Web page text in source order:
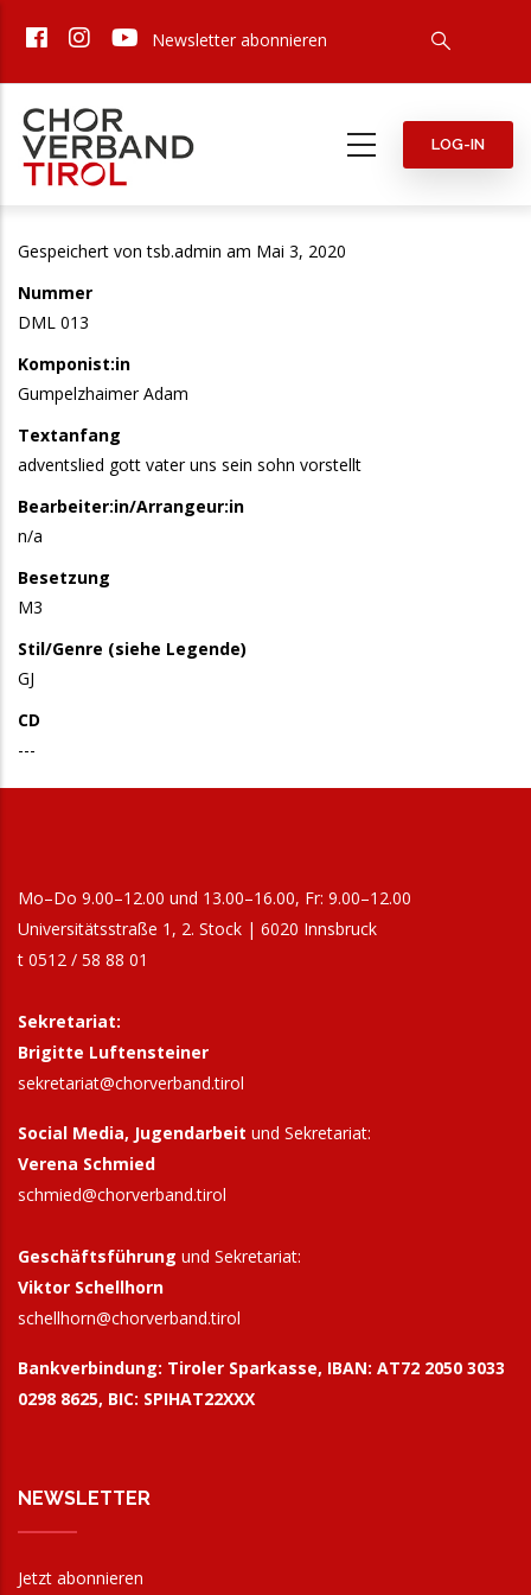
zum
Newsletter abonnieren
LOG-IN
Gespeichert vontsb.admin am Mai 3, 2020
Nummer
DML 013
Komponist:in
Gumpelzhaimer Adam
Textanfang
adventslied gott vater uns sein sohn vorstellt
Bearbeiter:in/Arrangeur:in
n/a
Besetzung
M3
Stil/Genre (siehe Legende)
GJ
CD
---
Mo–Do 9.00–12.00 und 13.00–16.00, Fr: 9.00–12.00
Universitätsstraße 1, 2. Stock | 6020 Innsbruck
t 0512 / 58 88 01
Sekretariat:
Brigitte Luftensteiner
sekretariat@chorverband.tirol
Social Media, Jugendarbeit und Sekretariat:
Verena Schmied
schmied@chorverband.tirol
Geschäftsführung und Sekretariat:
Viktor Schellhorn
schellhorn@chorverband.tirol
Bankverbindung: Tiroler Sparkasse, IBAN: AT72 2050 3033
0298 8625, BIC: SPIHAT22XXX
NEWSLETTER
Jetzt abonnieren